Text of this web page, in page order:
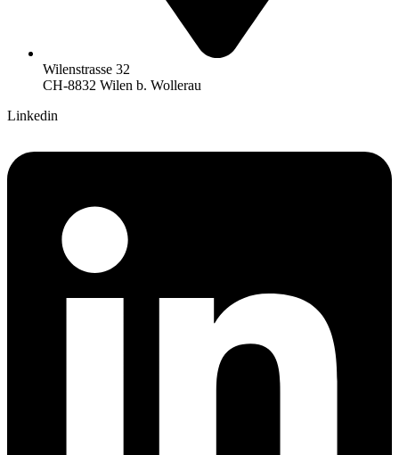
Wilenstrasse 32
CH-8832 Wilen b. Wollerau
Linkedin